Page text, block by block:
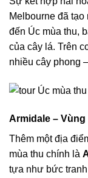
Melbourne đã
đến Úc mùa thu,
của cây lá. Trên
nhiều cây phong
Armidale –
Thêm một địa
mùa thu chính là
tựa như bức